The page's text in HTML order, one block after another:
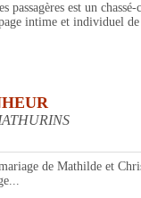
passagères est un
intime et individuel
de Mathilde et